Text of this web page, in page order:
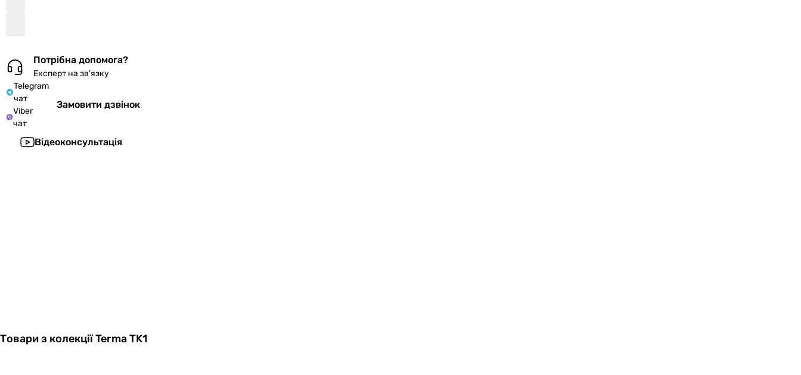
Потрібна допомога?
Експерт на зв’язку
Telegram
чат
Viber
чат
Замовити дзвінок
Відеоконсультація
Товари з колекції Terma TK1